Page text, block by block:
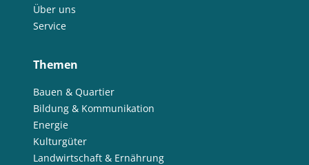
Über uns
Service
Themen
Bauen & Quartier
Bildung & Kommunikation
Energie
Kulturgüter
Landwirtschaft & Ernährung